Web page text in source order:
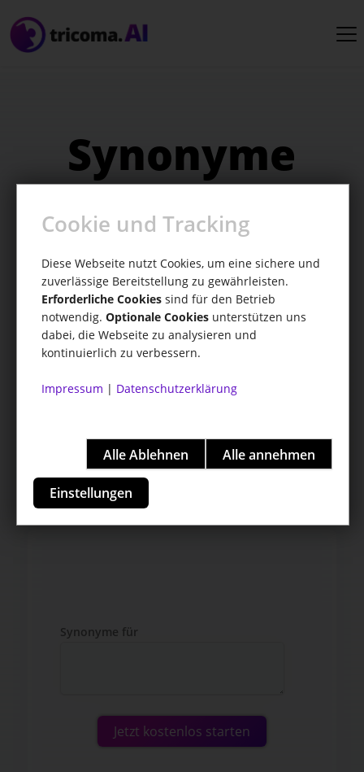
Synonyme
generieren
Finde die perfekten Worte für deine Texte
Synonyme für
Jetzt kostenlos starten
Cookie und Tracking
Diese Webseite nutzt Cookies, um eine sichere und
zuverlässige Bereitstellung zu gewährleisten.
Erforderliche Cookies sind für den Betrieb
notwendig. Optionale Cookies unterstützen uns
dabei, die Webseite zu analysieren und
kontinuierlich zu verbessern.
Impressum | Datenschutzerklärung
Einstellungen